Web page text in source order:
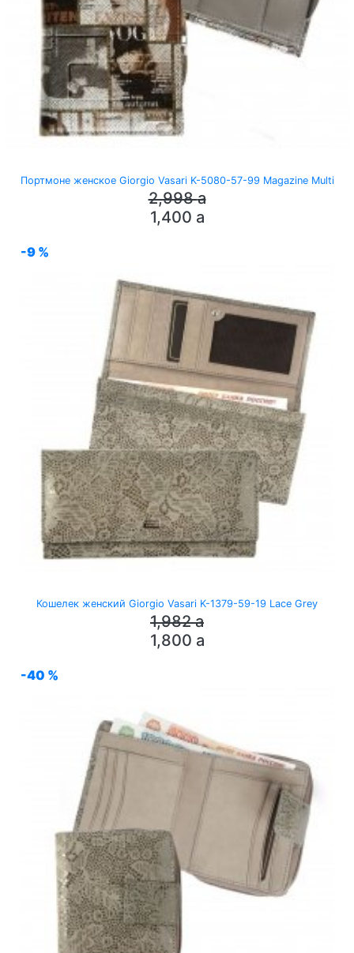
Портмоне женское Giorgio Vasari K-5080-57-99 Magazine Multi
2,998a
1,400 a
-9 %
Кошелек женский Giorgio Vasari K-1379-59-19 Lace Grey
1,982a
1,800 a
-40 %